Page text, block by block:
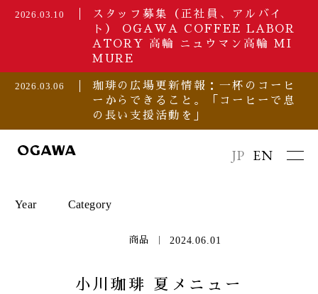
2026.03.10
スタッフ募集（正社員、アルバイ
ト） OGAWA COFFEE LABOR
ATORY 高輪 ニュウマン高輪 MI
MURE
2026.03.06
珈琲の広場更新情報：一杯のコーヒ
ーからできること。「コーヒーで息
の長い支援活動を」
JP EN
Year Category
商品 2024.06.01
小川珈琲 夏メニュー